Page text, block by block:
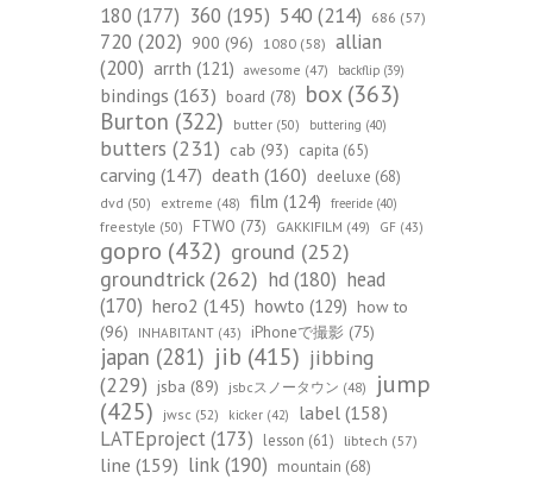
180 (177) 360 (195) 540 (214) 686 (57)
720 (202) 900 (96) 1080 (58) allian
(200) arrth (121) awesome (47) backflip (39)
bindings (163) board (78) box(363)
Burton (322) butter (50) buttering (40)
butters (231) cab (93) capita (65)
carving (147) death (160) deeluxe (68)
dvd (50) extreme (48) film (124) freeride (40)
freestyle (50) FTWO (73) GAKKIFILM (49) GF (43)
gopro (432) ground (252)
groundtrick(262) hd(180) head
(170) hero2 (145) howto (129) how to
(96)
INHABITANT (43) iPhoneで撮影 (75)
japan (281) jib (415) jibbing
(229) jsba (89) jsbcスノータウン (48)
jump
(425)
jwsc (52) kicker (42) label (158)
LATEproject(173) lesson (61) libtech (57)
line (159) link (190) mountain (68)